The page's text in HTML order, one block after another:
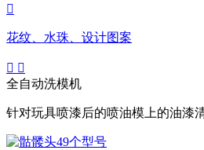
花纹、水珠、设计图案
全自动洗模机
针对玩具喷漆后的喷油模上的油漆